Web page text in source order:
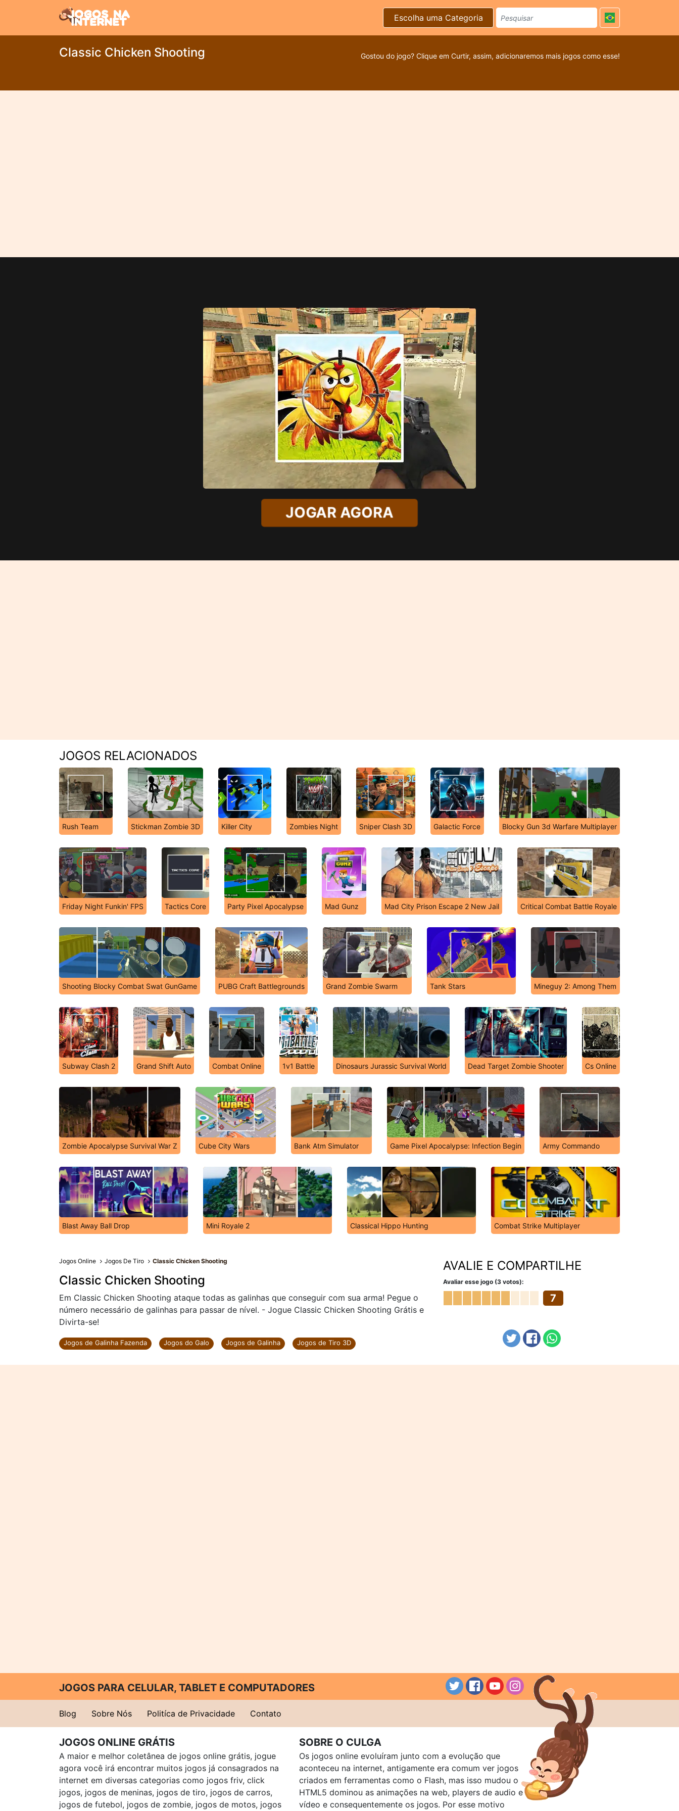
Escolha uma Categoria
Classic Chicken Shooting Gostou do jogo? Clique em Curtir, assim, adicionaremos mais jogos como esse!
JOGAR AGORA
JOGOS RELACIONADOS
Rush Team Stickman Zombie 3D Killer City Zombies Night Sniper Clash 3D Galactic Force Blocky Gun 3d Warfare Multiplayer
Friday Night Funkin' FPS Tactics Core Party Pixel Apocalypse Mad Gunz Mad City Prison Escape 2 New Jail Critical Combat Battle Royale
Shooting Blocky Combat Swat GunGame PUBG Craft Battlegrounds Grand Zombie Swarm Tank Stars Mineguy 2: Among Them
Subway Clash 2 Grand Shift Auto Combat Online 1v1 Battle Dinosaurs Jurassic Survival World Dead Target Zombie Shooter Cs Online
Zombie Apocalypse Survival War Z Cube City Wars Bank Atm Simulator Game Pixel Apocalypse: Infection Begin Army Commando
Blast Away Ball Drop Mini Royale 2 Classical Hippo Hunting Combat Strike Multiplayer
Jogos Online Jogos De Tiro Classic Chicken Shooting
Classic Chicken Shooting
Em Classic Chicken Shooting ataque todas as galinhas que conseguir com sua arma! Pegue o
número necessário de galinhas para passar de nível. - Jogue Classic Chicken Shooting Grátis e
Divirta-se!
Jogos de Galinha Fazenda Jogos do Galo Jogos de Galinha Jogos de Tiro 3D
AVALIE E COMPARTILHE
Avaliar esse jogo (3 votos):
7
JOGOS PARA CELULAR, TABLET E COMPUTADORES
Blog Sobre Nós Politíca de Privacidade Contato
JOGOS ONLINE GRÁTIS
A maior e melhor coletânea de jogos online grátis, jogue
agora você irá encontrar muitos jogos já consagrados na
internet em diversas categorias como jogos friv, click
jogos, jogos de meninas, jogos de tiro, jogos de carros,
jogos de futebol, jogos de zombie, jogos de motos, jogos
SOBRE O CULGA
Os jogos online evoluíram junto com a evolução que
aconteceu na internet, antigamente era comum ver jogos
criados em ferramentas como o Flash, mas isso mudou o
HTML5 dominou as animações na web, players de audio e
vídeo e consequentemente os jogos. Por esse motivo